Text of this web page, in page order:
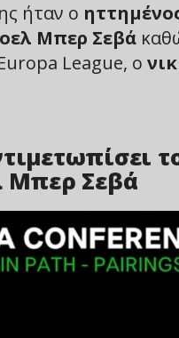
ήταν ο
Μπερ Σεβά
League, ο
Μπερ Σεβά